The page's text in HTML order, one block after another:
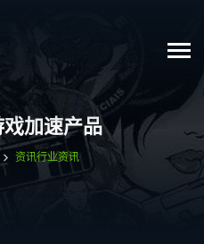
加速产品
资讯行业资讯